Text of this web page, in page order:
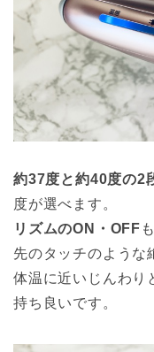
約37度と約40度の2
度が選べます。
リズムのON・OFF
先のタッチのような
体温に近いじんわり
持ち良いです。